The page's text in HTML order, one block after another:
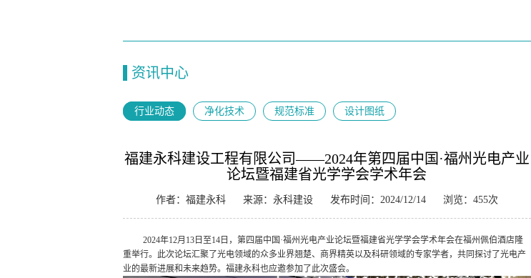
资讯中心
行业动态 净化技术 规范标准 设计图纸
福建永科建设工程有限公司——2024年第四届中国·福州光电产业
论坛暨福建省光学学会学术年会
作者：福建永科 来源：永科建设 发布时间：2024/12/14 浏览：455次
2024年12月13日至14日，第四届中国·福州光电产业论坛暨福建省光学学会学术年会在福州佩伯酒店隆
重举行。此次论坛汇聚了光电领域的众多业界翘楚、商界精英以及科研领域的专家学者，共同探讨了光电产
业的最新进展和未来趋势。福建永科也应邀参加了此次盛会。